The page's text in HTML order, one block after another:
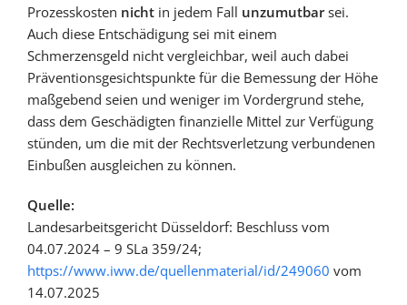
Prozesskosten nicht in jedem Fall unzumutbarsei.
Auch diese Entschädigung sei mit einem
Schmerzensgeld nicht vergleichbar, weil auch dabei
Präventionsgesichtspunkte für die Bemessung der Höhe
maßgebend seien und weniger im Vordergrund stehe,
dass dem Geschädigten finanzielle Mittel zur Verfügung
stünden, um die mit der Rechtsverletzung verbundenen
Einbußen ausgleichen zu können.
Quelle:
Landesarbeitsgericht Düsseldorf: Beschluss vom
04.07.2024 – 9 SLa 359/24;
https://www.iww.de/quellenmaterial/id/249060 vom
14.07.2025